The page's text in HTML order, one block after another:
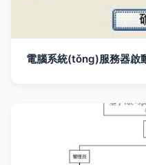
電腦系統(tǒng)服務器啟